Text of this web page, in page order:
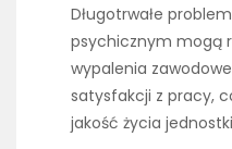
Długotrwałe
psychicznym mogą
wypalenia
satysfakcji z pracy,
jakość życia